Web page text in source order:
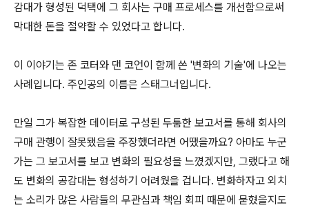
감대가 형성된 덕택에 그 회사는 구매 프로세스를 개선함으로써
막대한 돈을 절약할 수 있었다고 합니다.
이 이야기는 존 코터와 댄 코언이 함께 쓴 '변화의 기술'에 나오는
사례입니다. 주인공의 이름은 스태그너입니다.
만일 그가 복잡한 데이터로 구성된 두툼한 보고서를 통해 회사의
구매 관행이 잘못됐음을 주장했더라면 어땠을까요? 아마도 누군
가는 그 보고서를 보고 변화의 필요성을 느꼈겠지만, 그랬다고 해
도 변화의 공감대는 형성하기 어려웠을 겁니다. 변화하자고 외치
는 소리가 많은 사람들의 무관심과 책임 회피 때문에 묻혔을지도